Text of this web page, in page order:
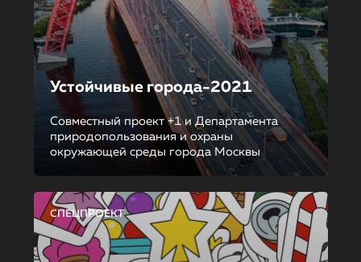
Устойчивые города-2021
Совместный проект +1 и Департамента
природопользования и охраны
окружающей среды города Москвы
СПЕЦПРОЕКТ